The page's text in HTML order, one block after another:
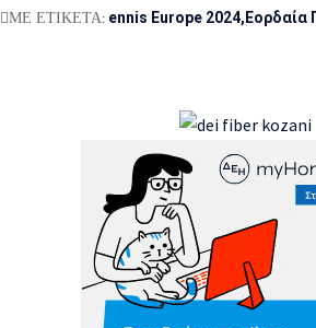
ΜΕ ΕΤΙΚΕΤΑ: ennis Europe 2024 Εορδαία